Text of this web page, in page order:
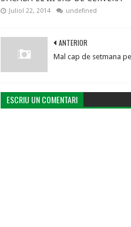
Juliol 22, 2014 undefined
ANTERIOR
Mal cap de setmana
ESCRIU UN COMENTARI